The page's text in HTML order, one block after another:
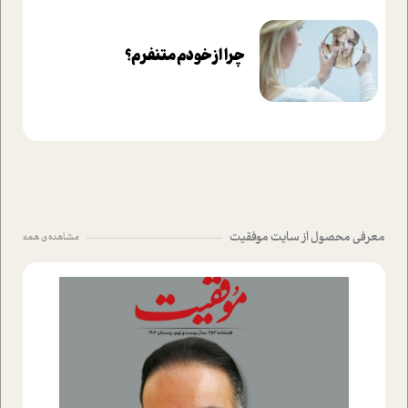
چرا از خودم متنفرم؟
معرفی محصول از سایت موفقیت مشاهده ی همه